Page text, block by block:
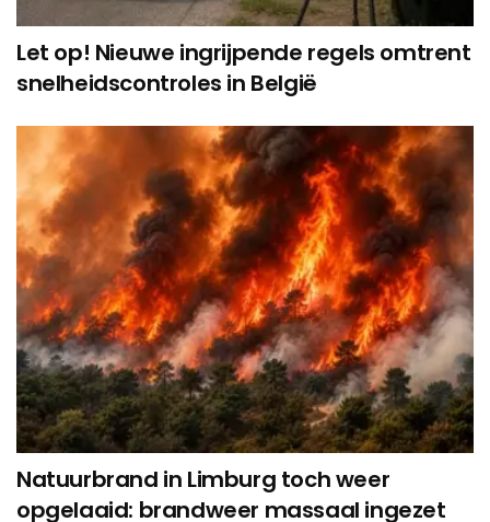
Let op! Nieuwe ingrijpende regels omtrent
snelheidscontroles in België
Natuurbrand in Limburg toch weer
opgelaaid: brandweer massaal ingezet